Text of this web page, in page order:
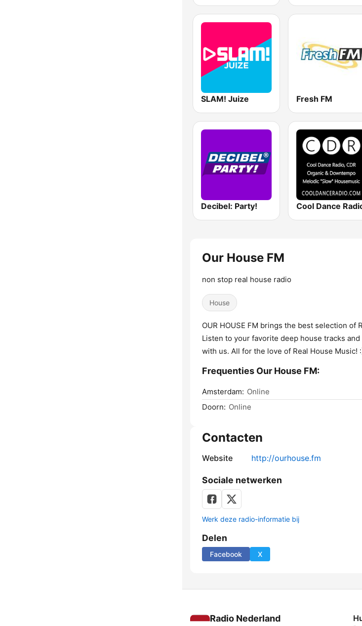
SLAM! Juize Fresh FM
Decibel: Party! Cool Dance
Our House FM
non stop real house radio
House
OUR HOUSE FM brings the best selection of
Listen to your favorite deep house tracks
with us. All for the love of Real House Music!
Frequenties Our House FM:
Amsterdam: Online
Doorn: Online
Contacten
Website http://ourhouse.fm
Sociale netwerken
Werk deze radio-informatie bij
Delen
Facebook X
Radio Nederland